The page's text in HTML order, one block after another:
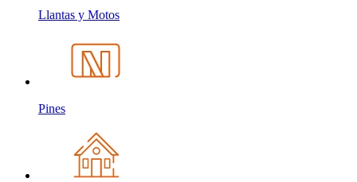
Llantas y Motos
Pines